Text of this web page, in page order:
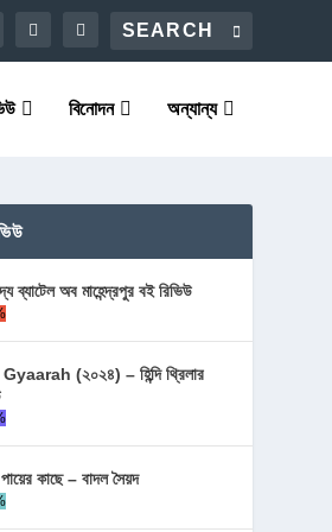
বিনোদন অন্যান্য
ব্যাটেল অব মাহেন্দ্রপুর বই রিভিউ
(২০২৪) – হিন্দি থ্রিলার
কাছে – বাদল সৈয়দ